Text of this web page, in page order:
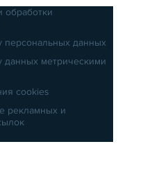
обработки
персональных данных
данных метрическими
cookies
рекламных и